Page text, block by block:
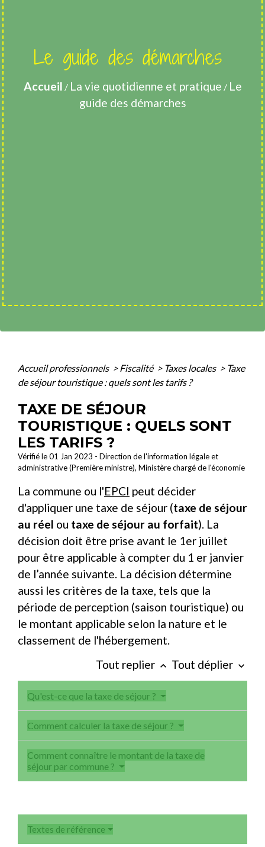
Le guide des démarches
Accueil / La vie quotidienne et pratique / Le
guide des démarches
Accueil professionnels > Fiscalité > Taxes locales > Taxe
de séjour touristique : quels sont les tarifs ?
TAXE DE SÉJOUR
TOURISTIQUE : QUELS SONT
LES TARIFS ?
Vérifié le 01 Jan 2023 - Direction de l'information légale et
administrative (Première ministre), Ministère chargé de l'économie
La commune ou l'EPCI peut décider
d'appliquer une taxe de séjour (taxe de séjour
au réel ou taxe de séjour au forfait). La
décision doit être prise avant le 1er juillet
pour être applicable à compter du 1 er janvier
de l’année suivante. La décision détermine
aussi les critères de la taxe, tels que la
période de perception (saison touristique) ou
le montant applicable selon la nature et le
classement de l'hébergement.
Tout replier keyboard_arrow_up Tout déplier keyboard_arrow_down
Qu'est-ce que la taxe de séjour ?
Comment calculer la taxe de séjour ?
Comment connaître le montant de la taxe de
séjour par commune ?
Textes de référence